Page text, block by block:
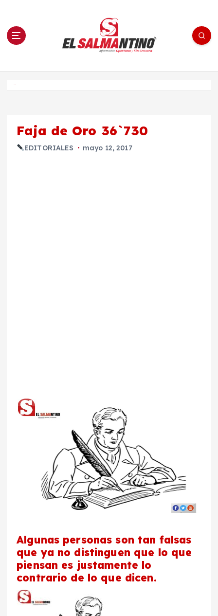
n El Salmantino - medios/noticias/editorial
Faja de Oro 36`730
EDITORIALES mayo 12, 2017
Algunas personas son tan falsas
que ya no distinguen que lo que
piensan es justamente lo
contrario de lo que dicen.